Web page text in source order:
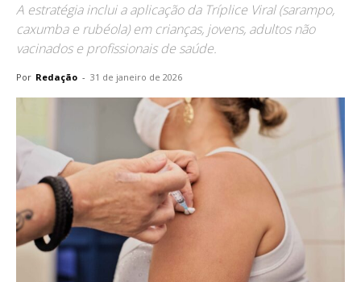
A estratégia inclui a aplicação da Tríplice Viral (sarampo,
caxumba e rubéola) em crianças, jovens, adultos não
vacinados e profissionais de saúde.
Por Redação - 31 de janeiro de 2026